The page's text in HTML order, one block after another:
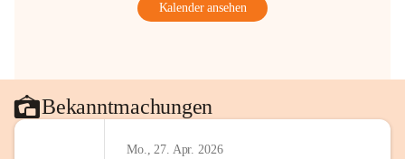
Kalender ansehen
Bekanntmachungen
Mo., 27. Apr. 2026